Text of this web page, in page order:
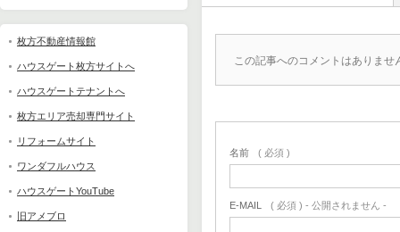
枚方不動産情報館
ハウスゲート枚方サイトへ
ハウスゲートテナントへ
枚方エリア売却専門サイト
リフォームサイト
ワンダフルハウス
ハウスゲートYouTube
旧アメブロ
この記事へのコメントはありませ
名前 ( 必須 )
E-MAIL ( 必須 ) - 公開されません -